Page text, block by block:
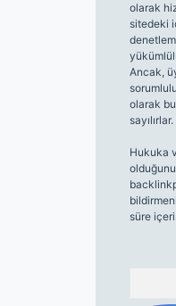
olarak
sitedeki
Ancak,
olarak
sayılırlar.
Hukuka
süre